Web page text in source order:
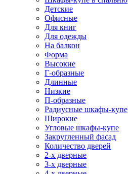
Детские
Офисные
Для книг
Для одежды
На балкон
Форма
Высокие
Г-образные
Длинные
Низкие
П-образные
Радиусные шкафы-купе
Широкие
Угловые шкафы-купе
Закругленный фасад
Количество дверей
2-х дверные
3-х дверные